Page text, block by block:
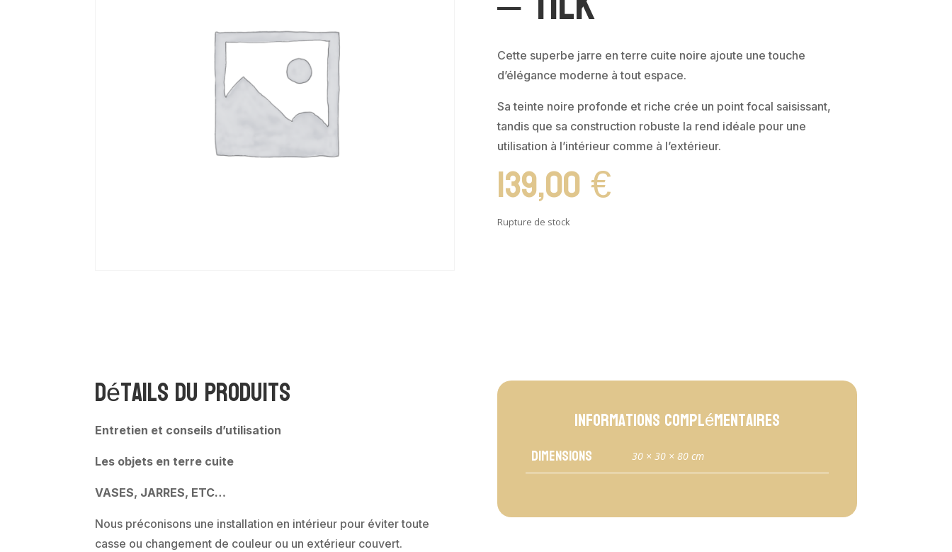
Cette superbe jarre en terre cuite noire ajoute une touche
d’élégance moderne à tout espace.
Sa teinte noire profonde et riche crée un point focal saisissant,
tandis que sa construction robuste la rend idéale pour une
utilisation à l’intérieur comme à l’extérieur.
139,00€
Rupture de stock
Détails du produits
Entretien et conseils d’utilisation
Les objets en terre cuite
VASES, JARRES, ETC…
Nous préconisons une installation en intérieur pour éviter toute
casse ou changement de couleur ou un extérieur couvert.
Informations complémentaires
Dimensions 30 × 30 × 80 cm